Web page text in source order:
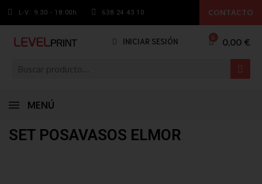
L-V: 9.30 - 18:00h 638 24 43 10 CONTACTO
INICIAR SESIÓN 0,00 €
MENÚ
SET POSAVASOS ELMOR